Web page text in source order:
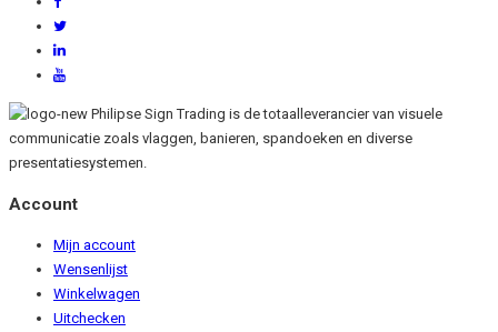
Philipse Sign Trading is de totaalleverancier van visuele
communicatie zoals vlaggen, banieren, spandoeken en diverse
presentatiesystemen.
Account
Mijn account
Wensenlijst
Winkelwagen
Uitchecken